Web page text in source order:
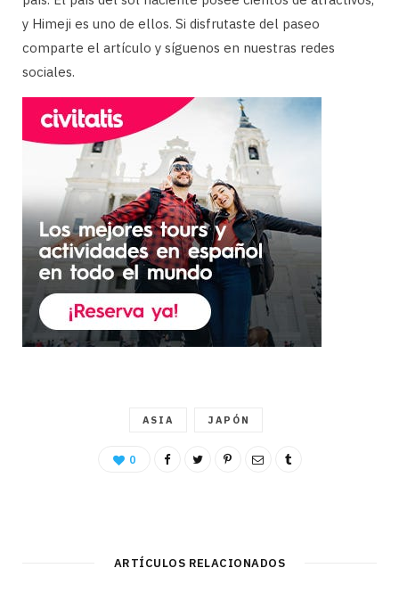
y Himeji es uno de ellos. Si disfrutaste del paseo
comparte el artículo y síguenos en nuestras redes
sociales.
ASIA JAPÓN
0
ARTÍCULOS RELACIONADOS